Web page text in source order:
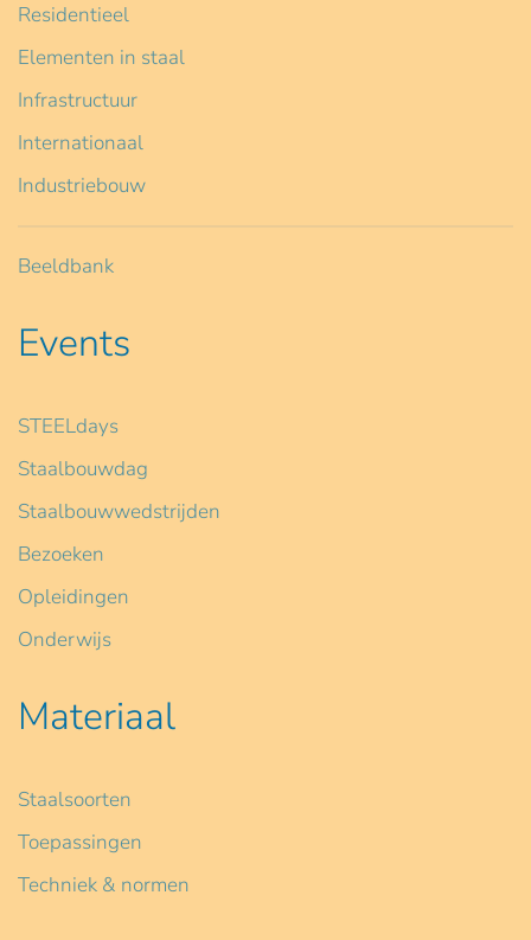
Residentieel
Elementen in staal
Infrastructuur
Internationaal
Industriebouw
Beeldbank
Events
STEELdays
Staalbouwdag
Staalbouwwedstrijden
Bezoeken
Opleidingen
Onderwijs
Materiaal
Staalsoorten
Toepassingen
Techniek & normen